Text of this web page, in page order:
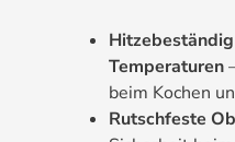
Temperaturen
beim Kochen
Rutschfeste